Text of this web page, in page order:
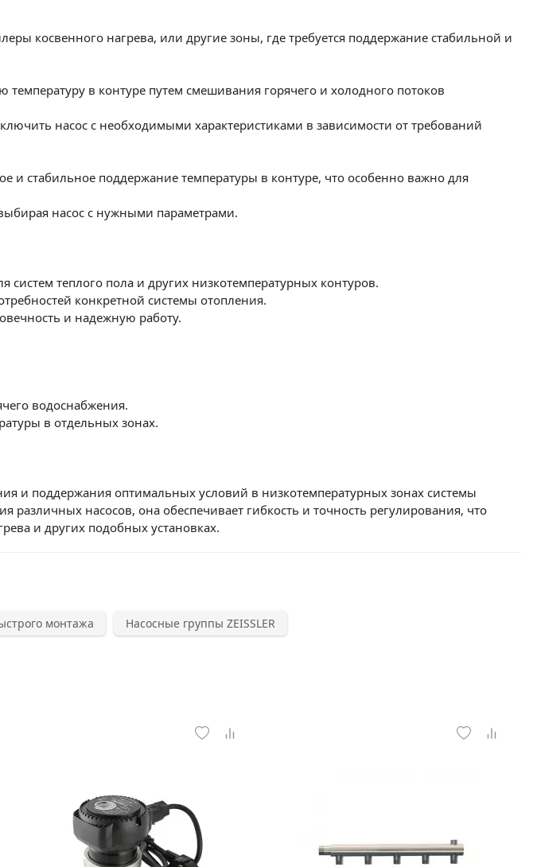
косвенного нагрева, или другие зоны, где требуется поддержание стабильной и
в контуре путем смешивания горячего и холодного потоков
насос с необходимыми характеристиками в зависимости от требований
и стабильное поддержание температуры в контуре, что особенно важно для
насос с нужными параметрами.
теплого пола и других низкотемпературных контуров.
конкретной системы отопления.
и надежную работу.
водоснабжения.
в отдельных зонах.
и поддержания оптимальных условий в низкотемпературных зонах системы
насосов, она обеспечивает гибкость и точность регулирования, что
и других подобных установках.
монтажа Насосные группы ZEISSLER